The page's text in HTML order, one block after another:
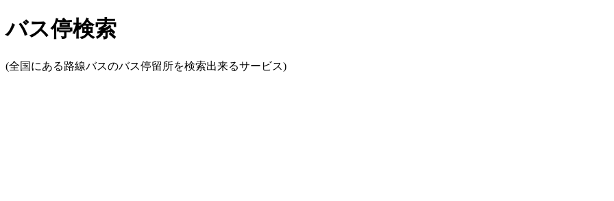
バス停検索
(全国にある路線バスのバス停留所を検索出来るサービス)